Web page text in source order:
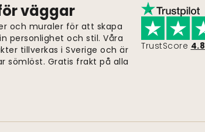
väggar
och muraler för att skapa
personlighet och stil. Våra
tillverkas i Sverige och är
sömlöst. Gratis frakt på alla
TrustScore 4.8